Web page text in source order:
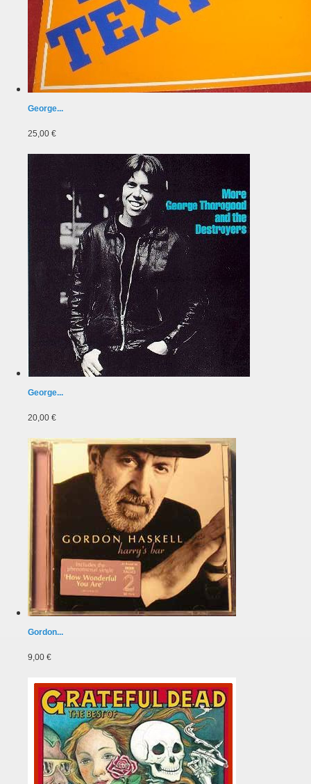
George...
25,00 €
George...
20,00 €
Gordon...
9,00 €